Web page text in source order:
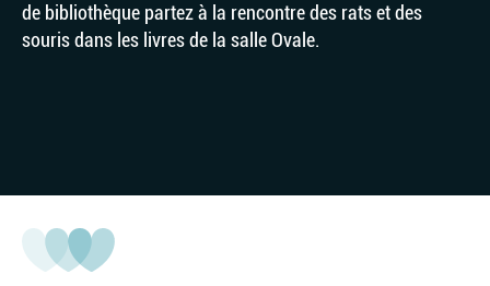
de bibliothèque partez à la rencontre des rats et des
souris dans les livres de la salle Ovale.